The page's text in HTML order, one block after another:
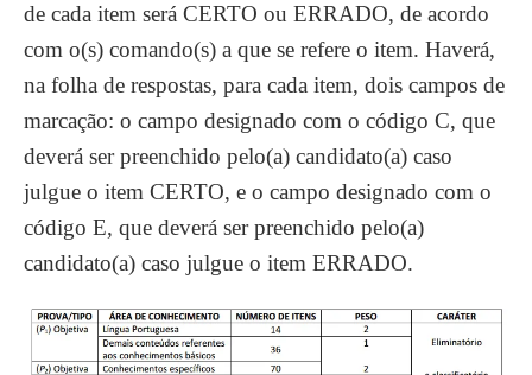
de cada item será CERTO ou ERRADO, de acordo
com o(s) comando(s) a que se refere o item. Haverá,
na folha de respostas, para cada item, dois campos de
marcação: o campo designado com o código C, que
deverá ser preenchido pelo(a) candidato(a) caso
julgue o item CERTO, e o campo designado com o
código E, que deverá ser preenchido pelo(a)
candidato(a) caso julgue o item ERRADO.